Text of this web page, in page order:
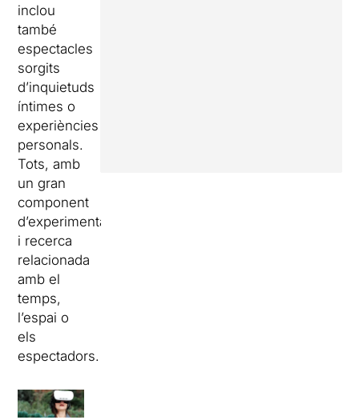
inclou
també
espectacles
sorgits
d’inquietuds
íntimes o
experiències
personals.
Tots, amb
un gran
component
d’experimentació
i recerca
relacionada
amb el
temps,
l’espai o
els
espectadors.